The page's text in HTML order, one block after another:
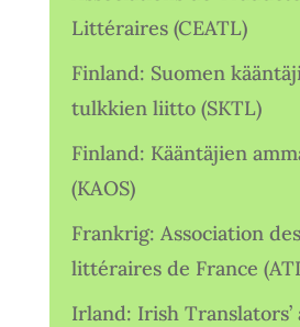
Littéraires (CEATL)
Finland: Suomen
tulkkien liitto (SKTL)
Finland: Kääntäjien
(KAOS)
Frankrig: Association
littéraires de France
Irland: Irish Translators’